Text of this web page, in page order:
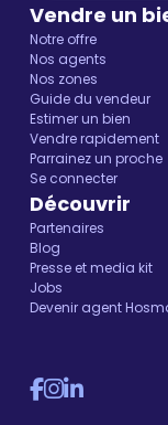
Vendre un
Notre offre
Nos agents
Nos zones
Guide du vendeur
Estimer un bien
Vendre rapidement
Parrainez un proche
Se connecter
Découvrir
Partenaires
Blog
Presse et media kit
Jobs
Devenir agent